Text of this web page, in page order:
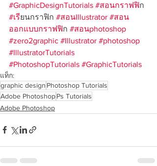
#GraphicDesignTutorials #สอนกราฟฟิก
#เรียนกราฟิก #สอนIllustrator #สอน
ออกแบบกราฟฟิก #สอนphotoshop
#zero2graphic #Illustrator #photoshop
#IllustratorTutorials
#PhotoshopTutorials #GraphicTutorials
แท็ก:
graphic design Photoshop Tutorials
Adobe PhotoshopPs Tutorials
Adobe Photoshop